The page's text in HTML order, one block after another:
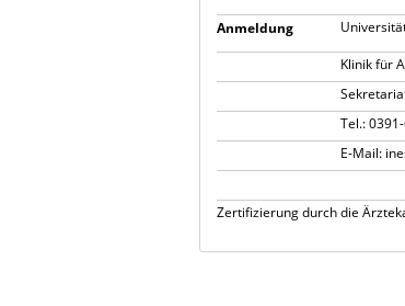
Anmeldung
Klinik für
Tel.:
E-Mail:
Zertifizierung durch die